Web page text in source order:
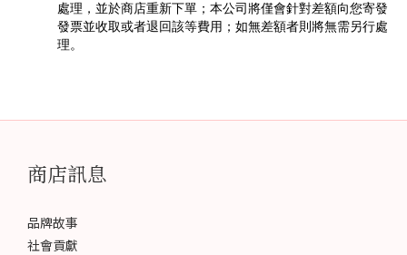
處理，並於商店重新下單；本公司將僅會針對差額向您寄發
發票並收取或者退回該等費用；如無差額者則將無需另行處
理。
商店訊息
品牌故事
社會貢獻